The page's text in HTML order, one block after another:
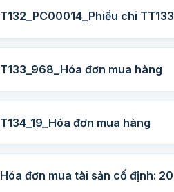
T132_PC00014_Phiếu chi TT133
T133_968_Hóa đơn mua hàng
T134_19_Hóa đơn mua hàng
Hóa đơn mua tài sản cố định: 20